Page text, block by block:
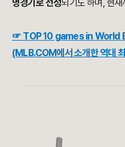
명경기로 선정되기도 하며, 현
☞ TOP 10 games in World
(MLB.COM에서 소개한 역대